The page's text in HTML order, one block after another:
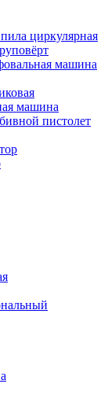
циркулярная
машина
машина
пистолет